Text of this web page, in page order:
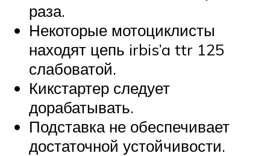
раза.
Некоторые мотоциклисты
находят цепь irbis’a ttr 125
слабоватой.
Кикстартер следует
дорабатывать.
Подставка не обеспечивает
достаточной устойчивости.